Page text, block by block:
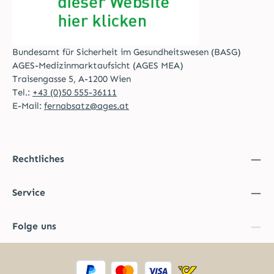
Bundesamt für Sicherheit im Gesundheitswesen (BASG)
AGES-Medizinmarktaufsicht (AGES MEA)
Traisengasse 5, A-1200 Wien
Tel.: +43 (0)50 555-36111
E-Mail: fernabsatz@ages.at
Rechtliches
Service
Folge uns